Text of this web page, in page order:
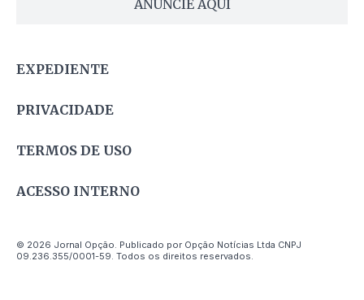
ANUNCIE AQUI
EXPEDIENTE
PRIVACIDADE
TERMOS DE USO
ACESSO INTERNO
© 2026 Jornal Opção. Publicado por Opção Notícias Ltda CNPJ
09.236.355/0001-59. Todos os direitos reservados.